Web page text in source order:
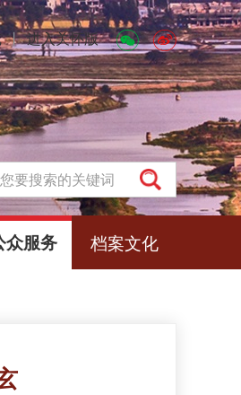
丨 进入关怀版
众服务 档案文化